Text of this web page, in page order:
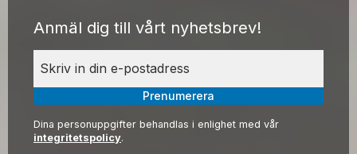
Anmäl dig till vårt nyhetsbrev!
Prenumerera
Dina personuppgifter behandlas i enlighet med vår
integritetspolicy.